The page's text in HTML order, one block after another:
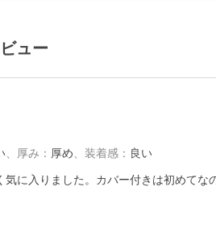
ュー
厚み ： 厚め 装着感 ： 良い
気に入りました。カバー付きは初めて